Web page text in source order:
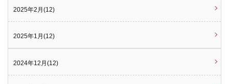
2025年2月(12)
2025年1月(12)
2024年12月(12)